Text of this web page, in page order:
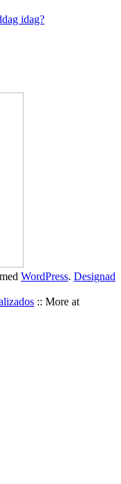
idag?
WordPress. Designad
:: More at